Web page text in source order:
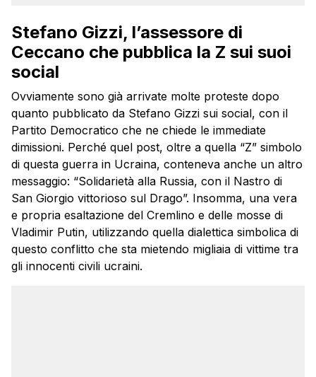
Stefano Gizzi, l’assessore di
Ceccano che pubblica la Z sui suoi
social
Ovviamente sono già arrivate molte proteste dopo
quanto pubblicato da Stefano Gizzi sui social, con il
Partito Democratico che ne chiede le immediate
dimissioni. Perché quel post, oltre a quella “Z” simbolo
di questa guerra in Ucraina, conteneva anche un altro
messaggio: “Solidarietà alla Russia, con il Nastro di
San Giorgio vittorioso sul Drago”. Insomma, una vera
e propria esaltazione del Cremlino e delle mosse di
Vladimir Putin, utilizzando quella dialettica simbolica di
questo conflitto che sta mietendo migliaia di vittime tra
gli innocenti civili ucraini.